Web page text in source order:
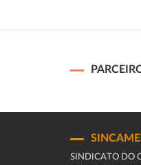
SINDICATO DO